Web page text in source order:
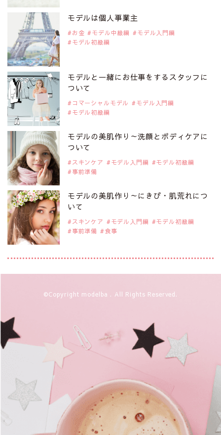
是非ご覧ください。
注目モデル CHIHARUさん
2019年9月29日
注目モデルを1名追加いたしました。
是非ご覧ください。
注目モデル 藤井サチさん
2019年9月29日
注目モデルを1名追加いたしました。
是非ご覧ください。
大注目のモデル10人
2019年9月29日
注目モデルを1名追加いたしました。
是非ご覧ください。
注目のアジア系モデル
2019年9月29日
注目モデルを1名追加いたしました。
2019年9月29日
注目モデルを1名追加いたしました。
注目モデル イーランさん
モデルは個人事業主
お金 モデル中級編
モデル入門編
モデル初級編
モデルと一緒にお仕事をするスタッフに
ついて
コマーシャルモデル
モデル入門編
モデル初級編
モデルの美肌作り～洗顔とボディケアに
ついて
スキンケア モデル入門編
モデル初級編
事前準備
モデルの美肌作り～にきび・肌荒れにつ
いて
スキンケア モデル入門編
モデル初級編
事前準備
食事
©Copyright modelba . All Rights Reserved.